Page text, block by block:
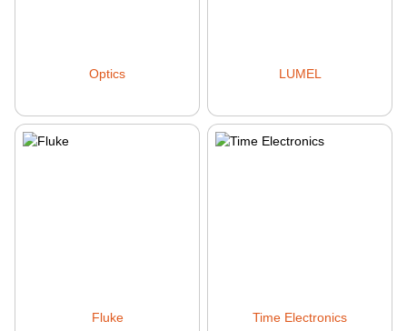
Optics LUMEL
Fluke Time Electronics